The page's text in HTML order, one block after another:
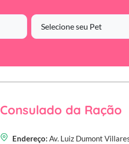
Consulado da Ração
Endereço: Av. Luiz Dumont